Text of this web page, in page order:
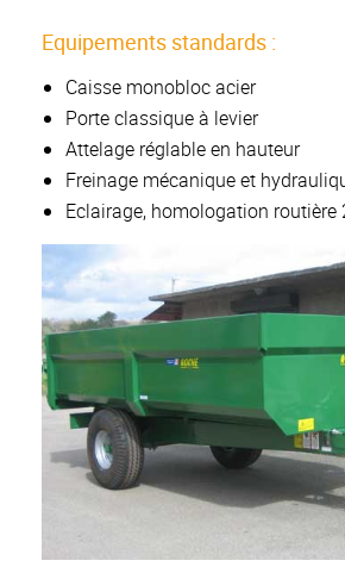
Equipements standards :
Caisse monobloc acier
Porte classique à levier
Attelage réglable en hauteur
Freinage mécanique et
Eclairage, homologation routière